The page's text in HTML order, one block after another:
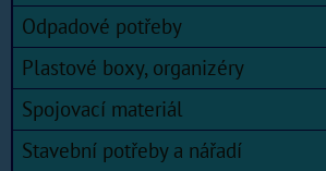
Odpadové potřeby
Plastové boxy, organizéry
Spojovací materiál
Stavební potřeby a nářadí